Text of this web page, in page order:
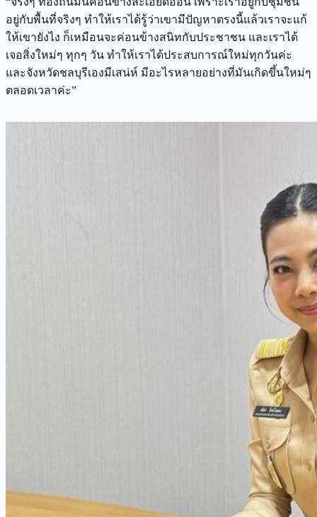
อยู่กับพื้นที่จริงๆ ทำให้เราได้รู้ว่าเขามีปัญหาตรงนี้แล้วเราจะแก้
ให้เขายังไง ก็เหมือนจะค่อนข้างสนิทกับประชาชน และเราได้
เจอสิ่งใหม่ๆ ทุกๆ วัน ทำให้เราได้ประสบการณ์ใหม่ทุกวันค่ะ
และจังหวัดชลบุรีเองมีเสน่ห์ มีอะไรหลายอย่างที่มันเกิดขึ้นใหม่ๆ
ตลอดเวลาค่ะ”